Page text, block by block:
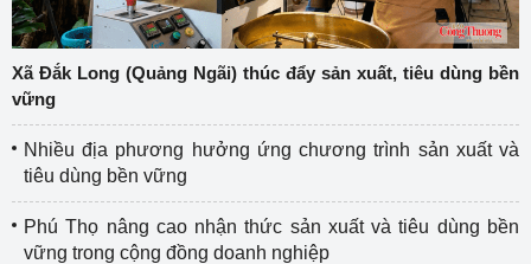
Xã Đắk Long (Quảng Ngãi) thúc đẩy sản xuất, tiêu dùng bền
vững
Nhiều địa phương hưởng ứng chương trình sản xuất và
tiêu dùng bền vững
Phú Thọ nâng cao nhận thức sản xuất và tiêu dùng bền
vững trong cộng đồng doanh nghiệp